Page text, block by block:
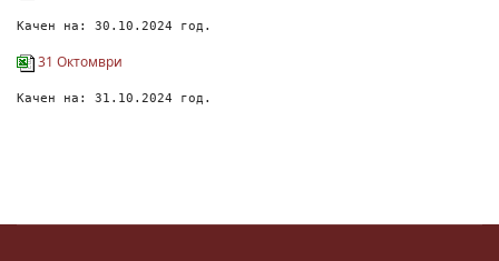
Качен на: 30.10.2024 год.
31 Октомври
Качен на: 31.10.2024 год.